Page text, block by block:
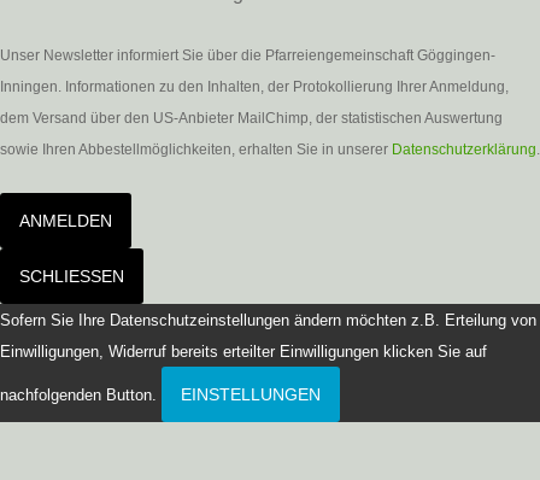
Unser Newsletter informiert Sie über die Pfarreiengemeinschaft Göggingen-
Inningen. Informationen zu den Inhalten, der Protokollierung Ihrer Anmeldung,
dem Versand über den US-Anbieter MailChimp, der statistischen Auswertung
sowie Ihren Abbestellmöglichkeiten, erhalten Sie in unserer Datenschutzerklärung.
ANMELDEN
SCHLIESSEN
Sofern Sie Ihre Datenschutzeinstellungen ändern möchten z.B. Erteilung von
Einwilligungen, Widerruf bereits erteilter Einwilligungen klicken Sie auf
nachfolgenden Button. EINSTELLUNGEN